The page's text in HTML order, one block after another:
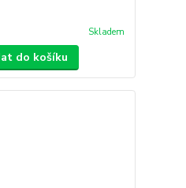
Skladem
do košíku